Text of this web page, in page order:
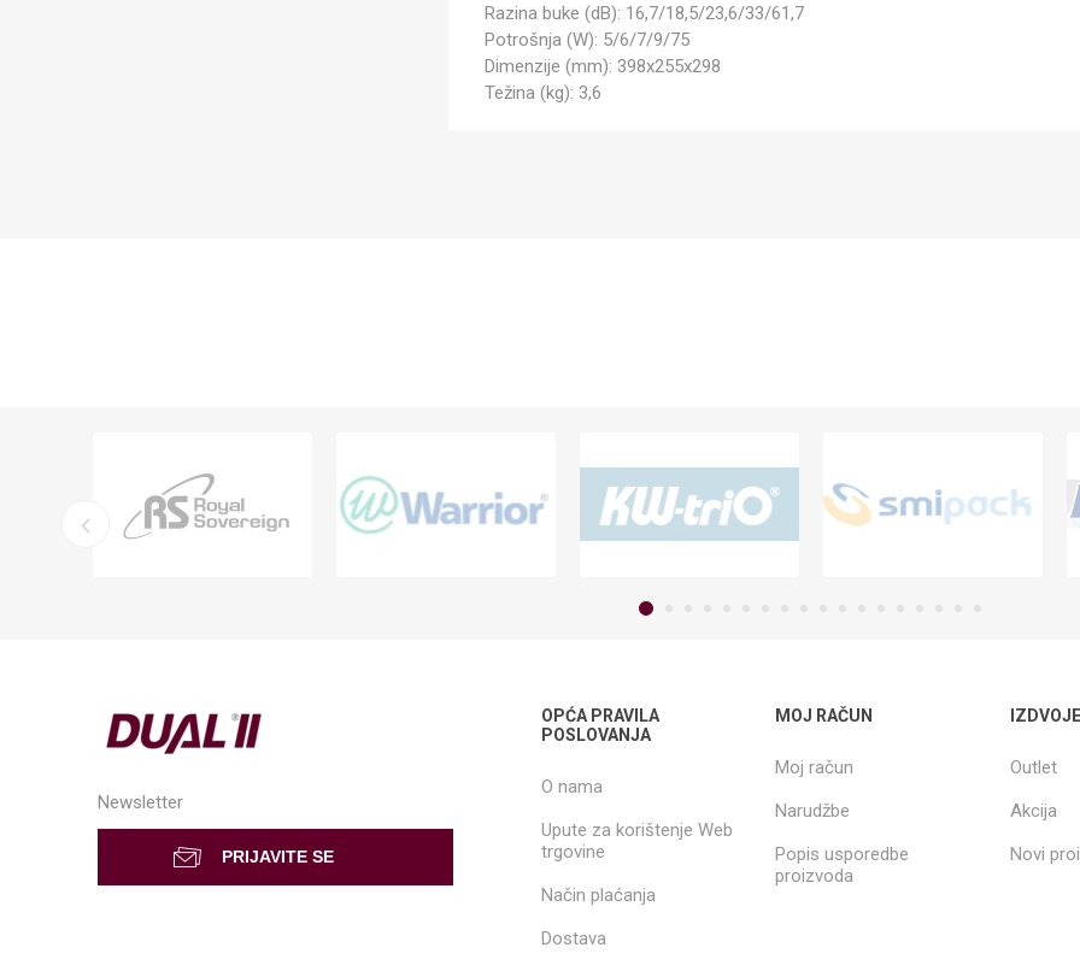
Razina buke (dB): 16,7/18,5/23,6/33/61,7
Potrošnja (W): 5/6/7/9/75
Dimenzije (mm): 398x255x298
Težina (kg): 3,6
Newsletter
OPĆA PRAVILA
POSLOVANJA
O nama
Upute za korištenje Web
trgovine
Način plaćanja
Dostava
MOJ RAČUN
Moj račun
Narudžbe
Popis usporedbe
proizvoda
Outlet
Akcija
Novi